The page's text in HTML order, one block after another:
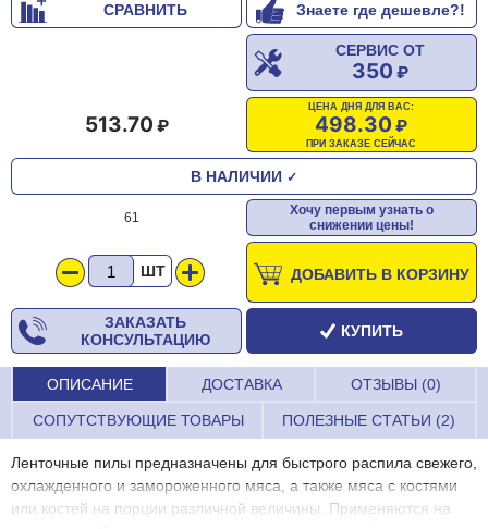
СРАВНИТЬ Знаете где дешевле?!
СЕРВИС ОТ
350
ЦЕНА ДНЯ ДЛЯ ВАС:
498.30
ПРИ ЗАКАЗЕ СЕЙЧАС
513.70
В НАЛИЧИИ ✓
61
Хочу первым узнать о
снижении цены!
ШТ ДОБАВИТЬ В КОРЗИНУ
ЗАКАЗАТЬ
КОНСУЛЬТАЦИЮ
КУПИТЬ
ОПИСАНИЕ ДОСТАВКА ОТЗЫВЫ (0)
СОПУТСТВУЮЩИЕ ТОВАРЫ ПОЛЕЗНЫЕ СТАТЬИ (2)
Ленточные пилы предназначены для быстрого распила свежего,
охлажденного и замороженного мяса, а также мяса с костями
или костей на порции различной величины. Применяются на